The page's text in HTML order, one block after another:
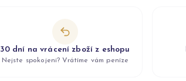
30 dní na vrácení zboží z eshopu
Nejste spokojeni? Vrátíme vám peníze